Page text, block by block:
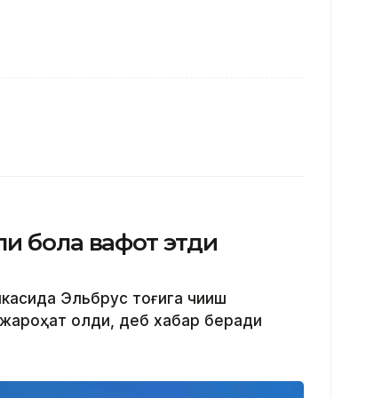
бола вафот этди
Эльбрус тоғига чиқиш
олди, деб хабар беради